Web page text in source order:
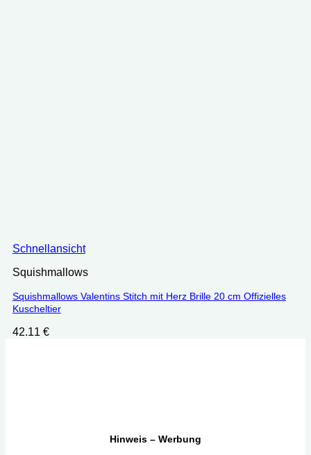
Schnellansicht
Squishmallows
Squishmallows Valentins Stitch mit Herz Brille 20 cm ‎Offizielles
Kuscheltier
42.11 €
Hinweis – Werbung